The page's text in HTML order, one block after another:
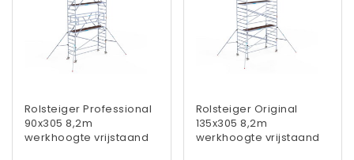
Rolsteiger Professional
90x305 8,2m
werkhoogte vrijstaand
Rolsteiger Original
135x305 8,2m
werkhoogte vrijstaand